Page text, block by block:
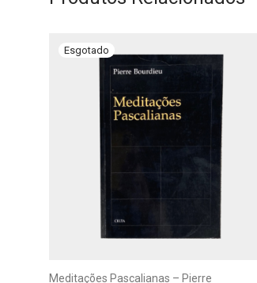
Meditações Pascalianas – Pierre